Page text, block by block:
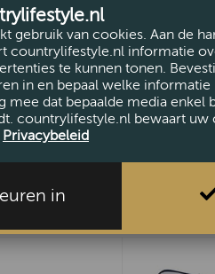
gebruik van cookies. Aan de
countrylifestyle.nl informatie
te kunnen tonen.
in en bepaal welke
mee dat bepaalde media enkel
countrylifestyle.nl bewaart
Privacybeleid
in